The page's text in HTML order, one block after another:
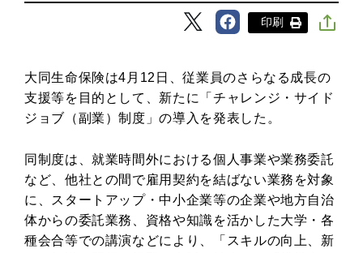
印刷
大同生命保険は4月12日、従業員のさらなる成長の
支援等を目的として、新たに「チャレンジ・サイド
ジョブ（副業）制度」の導入を発表した。
同制度は、就業時間外における個人事業や業務委託
など、他社との間で雇用契約を結ばない業務を対象
に、スタートアップ・中小企業等の企業や地方自治
体からの委託業務、資格や知識を活かした大学・各
種会合等での講演などにより、「スキルの向上、新